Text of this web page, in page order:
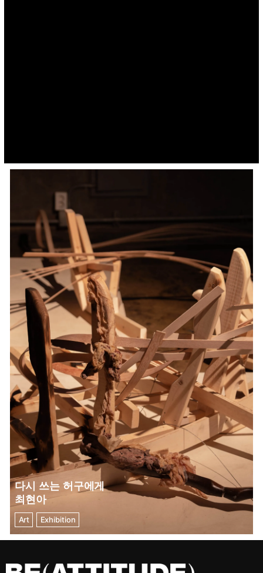
다시 쓰는 허구에게
최현아
Art Exhibition